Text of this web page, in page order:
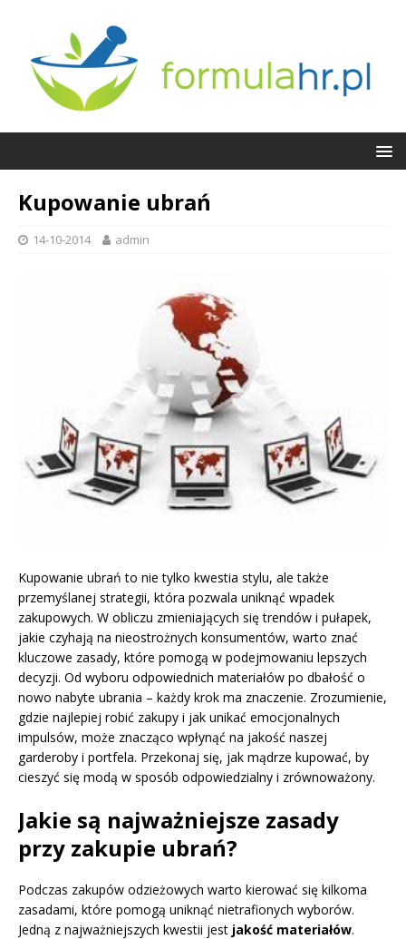
Kupowanie ubrań
14-10-2014 admin
Kupowanie ubrań to nie tylko kwestia stylu, ale także
przemyślanej strategii, która pozwala uniknąć wpadek
zakupowych. W obliczu zmieniających się trendów i pułapek,
jakie czyhają na nieostrożnych konsumentów, warto znać
kluczowe zasady, które pomogą w podejmowaniu lepszych
decyzji. Od wyboru odpowiednich materiałów po dbałość o
nowo nabyte ubrania – każdy krok ma znaczenie. Zrozumienie,
gdzie najlepiej robić zakupy i jak unikać emocjonalnych
impulsów, może znacząco wpłynąć na jakość naszej
garderoby i portfela. Przekonaj się, jak mądrze kupować, by
cieszyć się modą w sposób odpowiedzialny i zrównoważony.
Jakie są najważniejsze zasady
przy zakupie ubrań?
Podczas zakupów odzieżowych warto kierować się kilkoma
zasadami, które pomogą uniknąć nietrafionych wyborów.
Jedną z najważniejszych kwestii jest jakość materiałów.